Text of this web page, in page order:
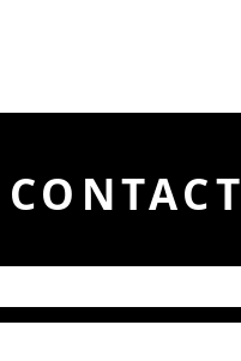
CONTACT